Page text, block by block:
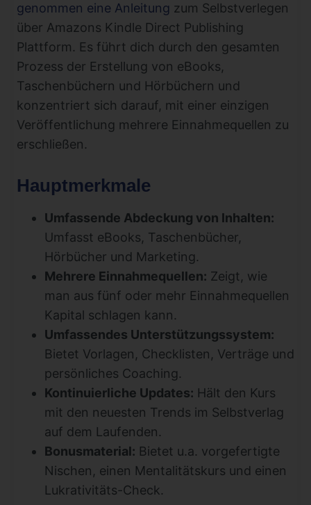
genommen eine Anleitung zum Selbstverlegen
über Amazons Kindle Direct Publishing
Plattform. Es führt dich durch den gesamten
Prozess der Erstellung von eBooks,
Taschenbüchern und Hörbüchern und
konzentriert sich darauf, mit einer einzigen
Veröffentlichung mehrere Einnahmequellen zu
erschließen.
Hauptmerkmale
Umfassende Abdeckung von Inhalten:
Umfasst eBooks, Taschenbücher,
Hörbücher und Marketing.
Mehrere Einnahmequellen: Zeigt, wie
man aus fünf oder mehr Einnahmequellen
Kapital schlagen kann.
Umfassendes Unterstützungssystem:
Bietet Vorlagen, Checklisten, Verträge und
persönliches Coaching.
Kontinuierliche Updates: Hält den Kurs
mit den neuesten Trends im Selbstverlag
auf dem Laufenden.
Bonusmaterial: Bietet u.a. vorgefertigte
Nischen, einen Mentalitätskurs und einen
Lukrativitäts-Check.